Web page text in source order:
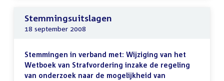
Stemmingsuitslagen
18 september 2008
Stemmingen in verband met: Wijziging van het
Wetboek van Strafvordering inzake de regeling
van onderzoek naar de mogelijkheid van